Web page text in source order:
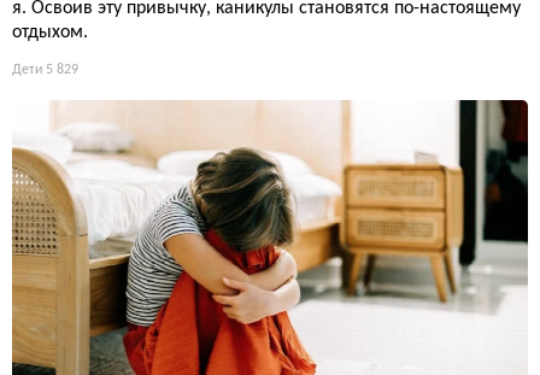
я. Освоив эту привычку, каникулы становятся по-настоящему
отдыхом.
Дети 5 829